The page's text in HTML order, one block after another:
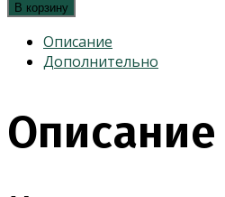
В корзину
Описание
Дополнительно
Описание